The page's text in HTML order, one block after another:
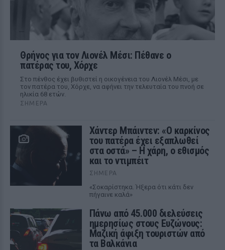
Θρήνος για τον Λιονέλ Μέσι: Πέθανε ο
πατέρας του, Χόρχε
Στο πένθος έχει βυθιστεί η οικογένεια του Λιονέλ Μέσι, με
τον πατέρα του, Χόρχε, να αφήνει την τελευταία του πνοή σε
ηλικία 68 ετών.
ΣΉΜΕΡΑ
Χάντερ Μπάιντεν: «Ο καρκίνος
του πατέρα έχει εξαπλωθεί
στα οστά» – Η χάρη, ο εθισμός
και το ντιμπέιτ
ΣΉΜΕΡΑ
«Σοκαρίστηκα. Ήξερα ότι κάτι δεν
πήγαινε καλά»
Πάνω από 45.000 διελεύσεις
ημερησίως στους Ευζώνους:
Μαζική άφιξη τουριστών από
τα Βαλκάνια